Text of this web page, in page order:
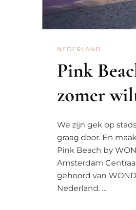
NEDERLAND
Pink
zomer
We zijn gek op
graag door. En
Pink Beach by
Amsterdam
gehoord van
Nederland. …